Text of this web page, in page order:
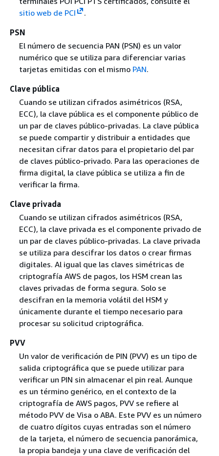
sitio web de PCI
.
PSN
El número de secuencia PAN (PSN) es un valor
numérico que se utiliza para diferenciar varias
tarjetas emitidas con el mismo PAN.
Clave pública
Cuando se utilizan cifrados asimétricos (RSA,
ECC), la clave pública es el componente público de
un par de claves público-privadas. La clave pública
se puede compartir y distribuir a entidades que
necesitan cifrar datos para el propietario del par
de claves público-privado. Para las operaciones de
firma digital, la clave pública se utiliza a fin de
verificar la firma.
Clave privada
Cuando se utilizan cifrados asimétricos (RSA,
ECC), la clave privada es el componente privado de
un par de claves público-privadas. La clave privada
se utiliza para descifrar los datos o crear firmas
digitales. Al igual que las claves simétricas de
criptografía AWS de pagos, los HSM crean las
claves privadas de forma segura. Solo se
descifran en la memoria volátil del HSM y
únicamente durante el tiempo necesario para
procesar su solicitud criptográfica.
PVV
Un valor de verificación de PIN (PVV) es un tipo de
salida criptográfica que se puede utilizar para
verificar un PIN sin almacenar el pin real. Aunque
es un término genérico, en el contexto de la
criptografía de AWS pagos, PVV se refiere al
método PVV de Visa o ABA. Este PVV es un número
de cuatro dígitos cuyas entradas son el número
de la tarjeta, el número de secuencia panorámica,
la propia bandeja y una clave de verificación del